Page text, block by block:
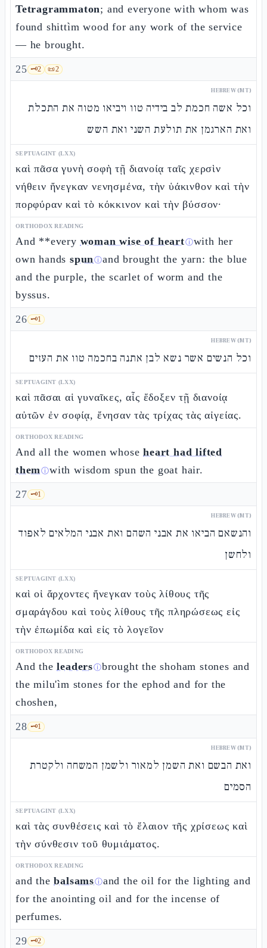
Tetragrammaton; and everyone with whom was
found shittìm wood for any work of the service
— he brought.
25 🗝️2 📜2
HEBREW (MT)
וכל אשה חכמת לב בידיה טוו ויביאו מטוה את התכלת
ואת הארגמן את תולעת השני ואת השש
SEPTUAGINT (LXX)
καὶ πᾶσα γυνὴ σοφὴ τῇ διανοίᾳ ταῖς χερσὶν
νήθειν ἤνεγκαν νενησμένα, τὴν ὑάκινθον καὶ τὴν
πορφύραν καὶ τὸ κόκκινον καὶ τὴν βύσσον·
ORTHODOX READING
And **every woman wise of heartⓘwith her
own handsspunⓘand brought the yarn: the blue
and the purple, the scarlet of worm and the
byssus.
26 🗝️1
HEBREW (MT)
וכל הנשים אשר נשא לבן אתנה בחכמה טוו את העזים
SEPTUAGINT (LXX)
καὶ πᾶσαι αἱ γυναῖκες, αἷς ἔδοξεν τῇ διανοίᾳ
αὐτῶν ἐν σοφίᾳ, ἔνησαν τὰς τρίχας τὰς αἰγείας.
ORTHODOX READING
And all the women whoseheart had lifted
themⓘwith wisdom spun the goat hair.
27 🗝️1
HEBREW (MT)
והנשאם הביאו את אבני השהם ואת אבני המלאים לאפוד
ולחשן
SEPTUAGINT (LXX)
καὶ οἱ ἄρχοντες ἤνεγκαν τοὺς λίθους τῆς
σμαράγδου καὶ τοὺς λίθους τῆς πληρώσεως εἰς
τὴν ἐπωμίδα καὶ εἰς τὸ λογεῖον
ORTHODOX READING
And theleadersⓘbrought the shoham stones and
the milu'ìm stones for the ephod and for the
choshen,
28 🗝️1
HEBREW (MT)
ואת הבשם ואת השמן למאור ולשמן המשחה ולקטרת
הסמים
SEPTUAGINT (LXX)
καὶ τὰς συνθέσεις καὶ τὸ ἔλαιον τῆς χρίσεως καὶ
τὴν σύνθεσιν τοῦ θυμιάματος.
ORTHODOX READING
and thebalsamsⓘand the oil for the lighting and
for the anointing oil and for the incense of
perfumes.
29 🗝️2